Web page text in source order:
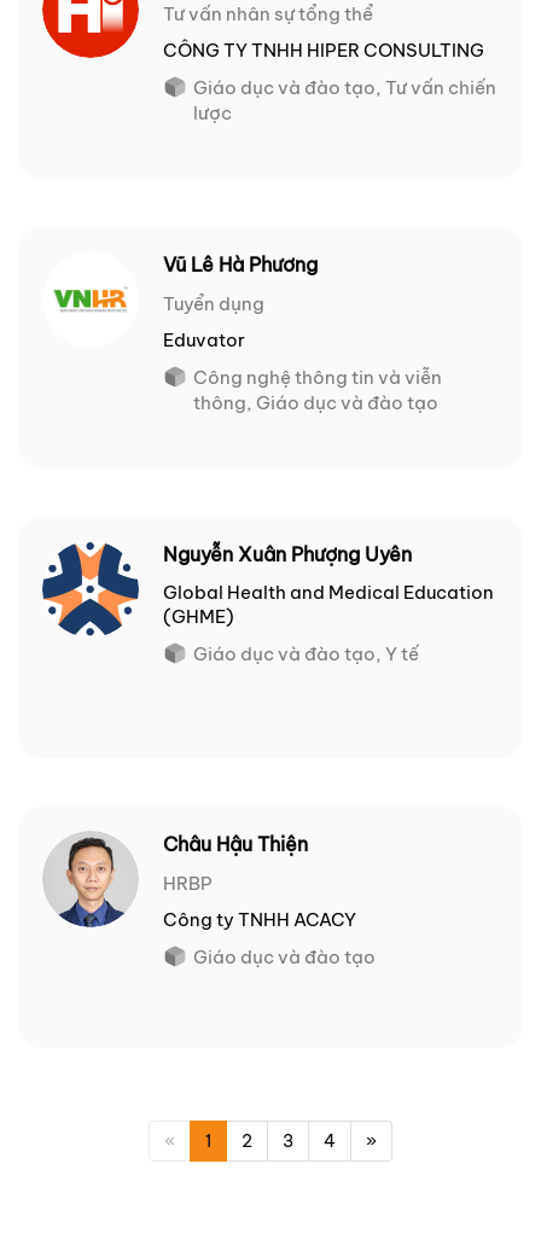
Tư vấn nhân sự tổng thể
CÔNG TY TNHH HIPER CONSULTING
Giáo dục và đào tạo, Tư vấn chiến
lược
Vũ Lê Hà Phương
Tuyển dụng
Eduvator
Công nghệ thông tin và viễn
thông, Giáo dục và đào tạo
Nguyễn Xuân Phượng Uyên
Global Health and Medical Education
(GHME)
Giáo dục và đào tạo, Y tế
Châu Hậu Thiện
HRBP
Công ty TNHH ACACY
Giáo dục và đào tạo
« 1 2 3 4 »